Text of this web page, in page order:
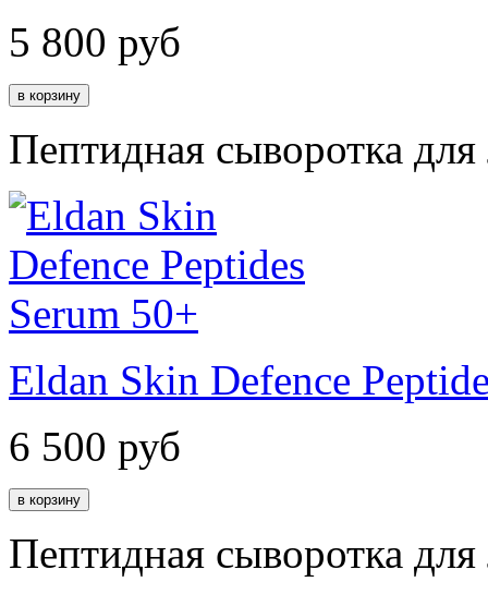
5 800 руб
Пептидная сыворотка
Eldan Skin Defence
6 500 руб
Пептидная сыворотка